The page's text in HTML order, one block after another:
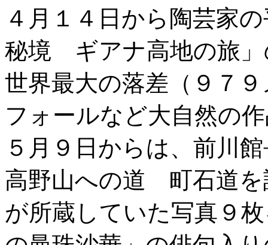
４月１４日から陶芸家
秘境 ギアナ高地の旅」
世界最大の落差（９７
フォールなど大自然の
５月９日からは、前川
高野山への道 町石道を
が所蔵していた写真９